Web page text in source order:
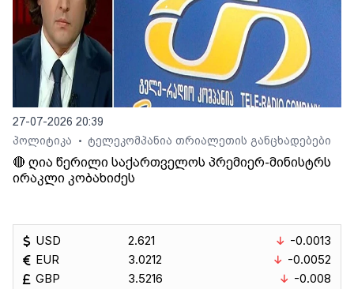
27-07-2026 20:39
პოლიტიკა
• ტელეკომპანია თრიალეთის განცხადებები
🔴 ღია წერილი საქართველოს პრემიერ-მინისტრს
ირაკლი კობახიძეს
USD
EUR
GBP
2.621
3.0212
3.5216
-0.0013
-0.0052
-0.008